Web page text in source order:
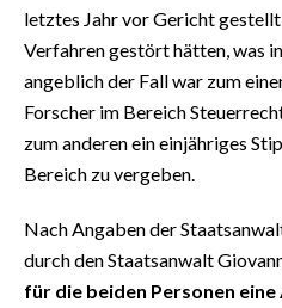
letztes Jahr vor Gericht
Verfahren gestört hätten, was
angeblich der Fall war zum
Forscher im Bereich
zum anderen ein einjähriges
Bereich zu vergeben.
Nach Angaben der
durch den Staatsanwalt
für die beiden Personen eine